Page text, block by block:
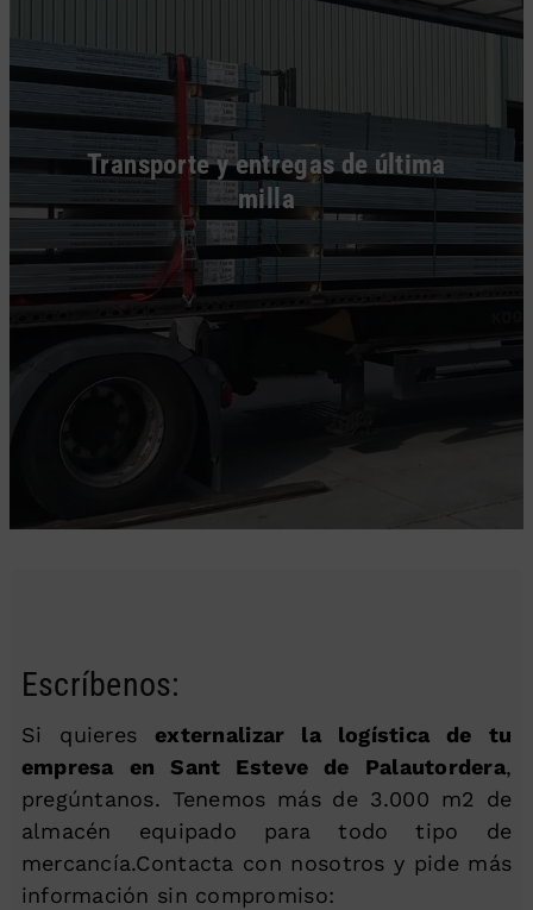
Transporte y entregas de última
milla
Escríbenos:
Si quieresexternalizar la logística de tu
empresa en Sant Esteve de Palautordera,
pregúntanos. Tenemos más de 3.000 m2 de
almacén equipado para todo tipo de
mercancía.Contacta con nosotros y pide más
información sin compromiso: